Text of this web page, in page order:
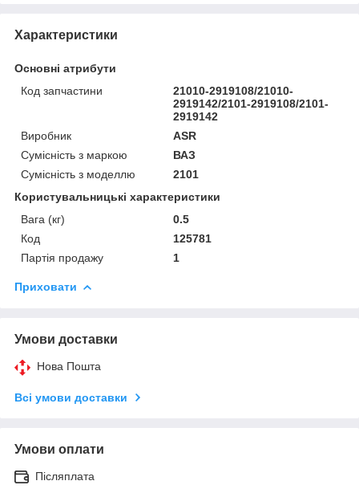
Характеристики
Основні атрибути
Код запчастини
21010-2919108/21010-
2919142/2101-2919108/2101-
2919142
Виробник
ASR
Сумісність з маркою
ВАЗ
Сумісність з моделлю
2101
Користувальницькі характеристики
Вага (кг)
0.5
Код
125781
Партія продажу
1
Приховати
Умови доставки
Нова Пошта
Всі умови доставки
Умови оплати
Післяплата